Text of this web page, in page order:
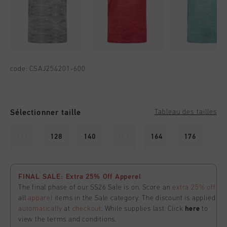
code: CSAJ254201-600
Sélectionner taille Tableau des tailles
128 140 164 176
FINAL SALE: Extra 25% Off Apperel
The final phase of our SS26 Sale is on. Score an extra 25% off
allapparel items in the Sale category. The discount is applied
automatically at checkout . While supplies last. Click here to
view the terms and conditions.